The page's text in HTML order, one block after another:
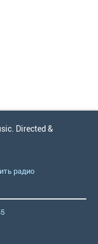
Directed &
радио